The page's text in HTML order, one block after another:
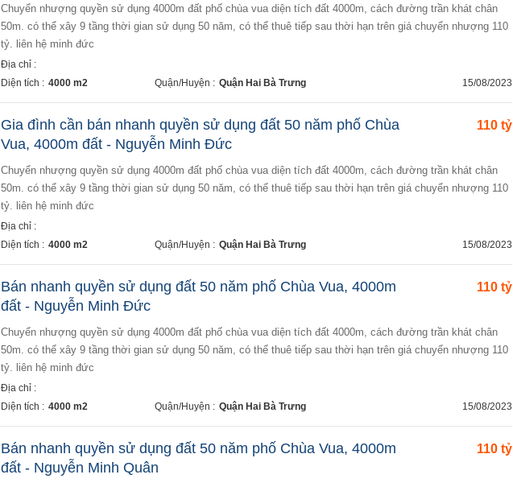
chuyển nhượng quyền sử dụng 4000m đất phố chùa vua diện tích đất 4000m, cách đường trần khát chân
50m. có thể xây 9 tầng thời gian sử dụng 50 năm, có thể thuê tiếp sau thời hạn trên giá chuyển nhượng 110
tỷ. liên hệ minh đức
Địa chỉ :
Diện tích : 4000 m2 Quận/Huyện : Quận Hai Bà Trưng 15/08/2023
110 tỷ
Gia đình cần bán nhanh quyền sử dụng đất 50 năm phố Chùa
Vua, 4000m đất - Nguyễn Minh Đức
chuyển nhượng quyền sử dụng 4000m đất phố chùa vua diện tích đất 4000m, cách đường trần khát chân
50m. có thể xây 9 tầng thời gian sử dụng 50 năm, có thể thuê tiếp sau thời hạn trên giá chuyển nhượng 110
tỷ. liên hệ minh đức
Địa chỉ :
Diện tích : 4000 m2 Quận/Huyện : Quận Hai Bà Trưng 15/08/2023
110 tỷ
Bán nhanh quyền sử dụng đất 50 năm phố Chùa Vua, 4000m
đất - Nguyễn Minh Đức
chuyển nhượng quyền sử dụng 4000m đất phố chùa vua diện tích đất 4000m, cách đường trần khát chân
50m. có thể xây 9 tầng thời gian sử dụng 50 năm, có thể thuê tiếp sau thời hạn trên giá chuyển nhượng 110
tỷ. liên hệ minh đức
Địa chỉ :
Diện tích : 4000 m2 Quận/Huyện : Quận Hai Bà Trưng 15/08/2023
110 tỷ
Bán nhanh quyền sử dụng đất 50 năm phố Chùa Vua, 4000m
đất - Nguyễn Minh Quân